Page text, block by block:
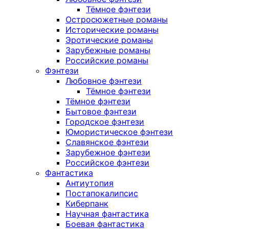
Тёмное фэнтези
Остросюжетные романы
Исторические романы
Эротические романы
Зарубежные романы
Российские романы
Фэнтези
Любовное фэнтези
Тёмное фэнтези
Тёмное фэнтези
Бытовое фэнтези
Городское фэнтези
Юмористическое фэнтези
Славянское фэнтези
Зарубежное фэнтези
Российское фэнтези
Фантастика
Антиутопия
Постапокалипсис
Киберпанк
Научная фантастика
Боевая фантастика